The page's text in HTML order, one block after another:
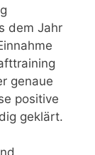
dem Jahr
genaue
positive
geklärt.